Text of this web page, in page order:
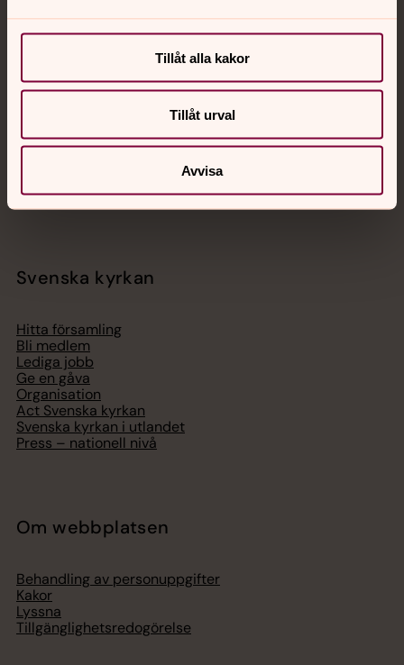
Tillåt alla kakor
Tillåt urval
Avvisa
Jourhavande präst
med en präst på kvällar och nätter.
Chatt
Telefon 112
Svenska kyrkan
Hitta församling
Bli medlem
Lediga jobb
Ge en gåva
Organisation
Act Svenska kyrkan
Svenska kyrkan i utlandet
Press – nationell nivå
Om webbplatsen
Behandling av personuppgifter
Kakor
Lyssna
Tillgänglighetsredogörelse